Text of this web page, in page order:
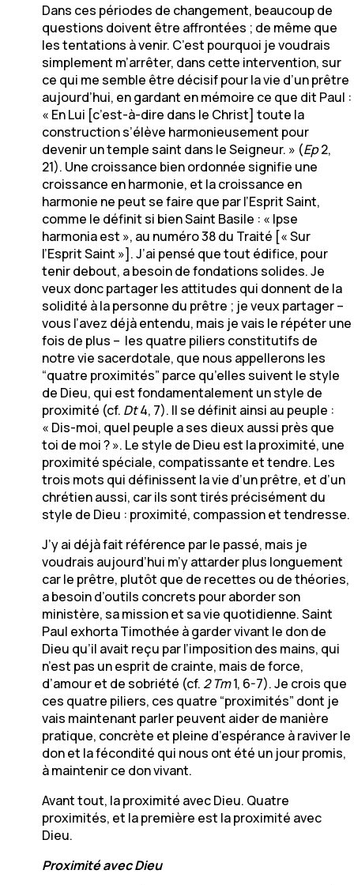
Dans ces périodes de changement, beaucoup de
questions doivent être affrontées ; de même que
les tentations à venir. C’est pourquoi je voudrais
simplement m’arrêter, dans cette intervention, sur
ce qui me semble être décisif pour la vie d’un prêtre
aujourd’hui, en gardant en mémoire ce que dit Paul :
« En Lui [c’est-à-dire dans le Christ] toute la
construction s’élève harmonieusement pour
devenir un temple saint dans le Seigneur. » (Ep2,
21). Une croissance bien ordonnée signifie une
croissance en harmonie, et la croissance en
harmonie ne peut se faire que par l’Esprit Saint,
comme le définit si bien Saint Basile : « Ipse
harmonia est », au numéro 38 du Traité [« Sur
l’Esprit Saint »]. J’ai pensé que tout édifice, pour
tenir debout, a besoin de fondations solides. Je
veux donc partager les attitudes qui donnent de la
solidité à la personne du prêtre ; je veux partager –
vous l’avez déjà entendu, mais je vais le répéter une
fois de plus – les quatre piliers constitutifs de
notre vie sacerdotale, que nous appellerons les
“quatre proximités” parce qu’elles suivent le style
de Dieu, qui est fondamentalement un style de
proximité (cf. Dt4, 7). Il se définit ainsi au peuple :
« Dis-moi, quel peuple a ses dieux aussi près que
toi de moi ? ». Le style de Dieu est la proximité, une
proximité spéciale, compatissante et tendre. Les
trois mots qui définissent la vie d’un prêtre, et d’un
chrétien aussi, car ils sont tirés précisément du
style de Dieu : proximité, compassion et tendresse.
J’y ai déjà fait référence par le passé, mais je
voudrais aujourd’hui m’y attarder plus longuement
car le prêtre, plutôt que de recettes ou de théories,
a besoin d’outils concrets pour aborder son
ministère, sa mission et sa vie quotidienne. Saint
Paul exhorta Timothée à garder vivant le don de
Dieu qu’il avait reçu par l’imposition des mains, qui
n’est pas un esprit de crainte, mais de force,
d’amour et de sobriété (cf. 2 Tm1, 6-7). Je crois que
ces quatre piliers, ces quatre “proximités” dont je
vais maintenant parler peuvent aider de manière
pratique, concrète et pleine d’espérance à raviver le
don et la fécondité qui nous ont été un jour promis,
à maintenir ce don vivant.
Avant tout, la proximité avec Dieu. Quatre
proximités, et la première est la proximité avec
Dieu.
Proximité avec Dieu